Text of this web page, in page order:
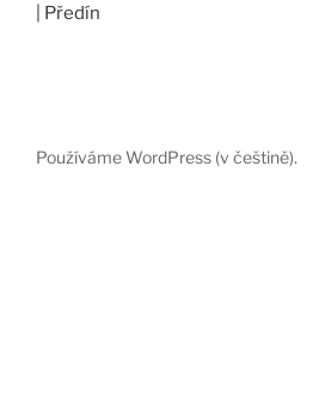
| Předín
Používáme WordPress (v češtině).